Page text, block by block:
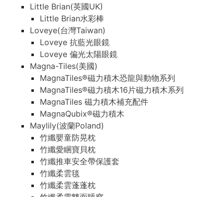
Little Brian(英國UK)
Little Brian水彩棒
Loveye(台灣Taiwan)
Loveye 抗藍光眼鏡
Loveye 偏光太陽眼鏡
Magna-Tiles(美國)
MagnaTiles®磁力積木恐龍與動物系列
MagnaTiles®磁力積木16片磁力積木系列
MagnaTiles 磁力積木補充配件
MagnaQubix®磁力積木
Maylily(波蘭Poland)
竹纖嬰童防晃枕
竹纖愛睏寶貝枕
竹纖推車安全帶保護套
竹纖柔雲毯
竹纖柔雲蓬蓬枕